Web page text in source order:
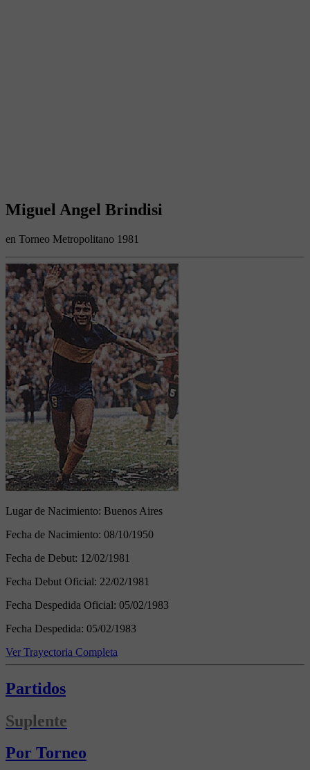
Miguel Angel Brindisi
en Torneo Metropolitano 1981
Lugar de Nacimiento: Buenos Aires
Fecha de Nacimiento: 08/10/1950
Fecha de Debut: 12/02/1981
Fecha Debut Oficial: 22/02/1981
Fecha Despedida Oficial: 05/02/1983
Fecha Despedida: 05/02/1983
Ver Trayectoria Completa
Partidos
Suplente
Por Torneo